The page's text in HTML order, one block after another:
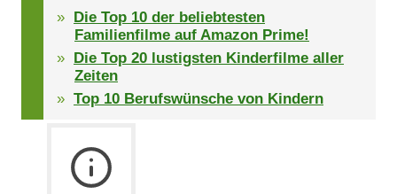
Die Top 10 der beliebtesten
Familienfilme auf Amazon Prime!
Die Top 20 lustigsten Kinderfilme aller
Zeiten
Top 10 Berufswünsche von Kindern